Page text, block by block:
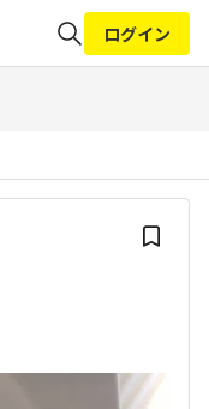
検索
ログイン